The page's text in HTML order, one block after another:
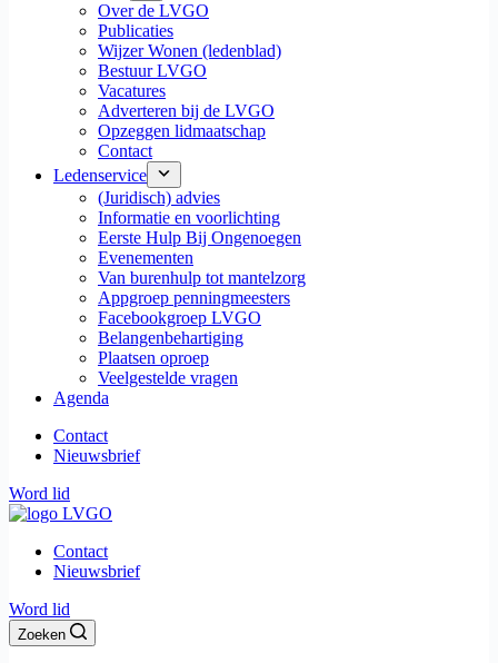
Over de LVGO
Publicaties
Wijzer Wonen (ledenblad)
Bestuur LVGO
Vacatures
Adverteren bij de LVGO
Opzeggen lidmaatschap
Contact
Ledenservice
(Juridisch) advies
Informatie en voorlichting
Eerste Hulp Bij Ongenoegen
Evenementen
Van burenhulp tot mantelzorg
Appgroep penningmeesters
Facebookgroep LVGO
Belangenbehartiging
Plaatsen oproep
Veelgestelde vragen
Agenda
Contact
Nieuwsbrief
Word lid
Contact
Nieuwsbrief
Word lid
Zoeken